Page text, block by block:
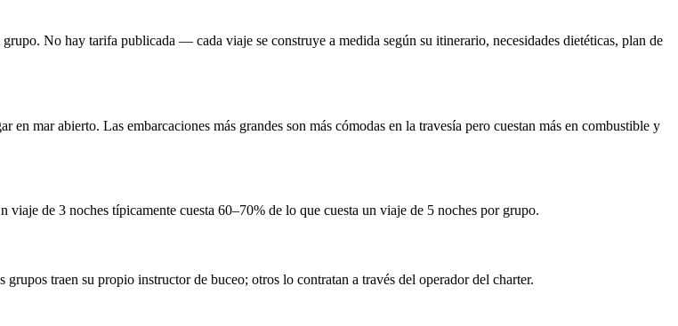
No hay tarifa publicada — cada viaje se construye a medida según su itinerario, necesidades dietéticas, plan de
mar abierto. Las embarcaciones más grandes son más cómodas en la travesía pero cuestan más en combustible y
de 3 noches típicamente cuesta 60–70% de lo que cuesta un viaje de 5 noches por grupo.
traen su propio instructor de buceo; otros lo contratan a través del operador del charter.